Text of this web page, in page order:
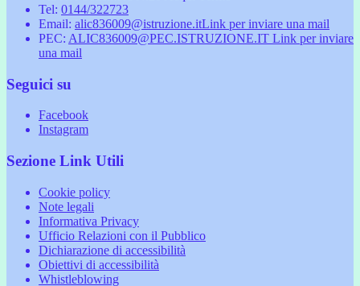
Tel: 0144/322723
Email: alic836009@istruzione.itLink per inviare una mail
PEC: ALIC836009@PEC.ISTRUZIONE.IT Link per inviare
una mail
Seguici su
Facebook
Instagram
Sezione Link Utili
Cookie policy
Note legali
Informativa Privacy
Ufficio Relazioni con il Pubblico
Dichiarazione di accessibilità
Obiettivi di accessibilità
Whistleblowing